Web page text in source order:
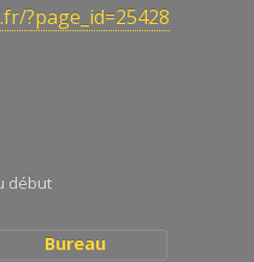
?page_id=25428
début
Bureau